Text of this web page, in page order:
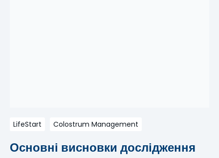
LifeStart Colostrum Management
Основні висновки дослідження